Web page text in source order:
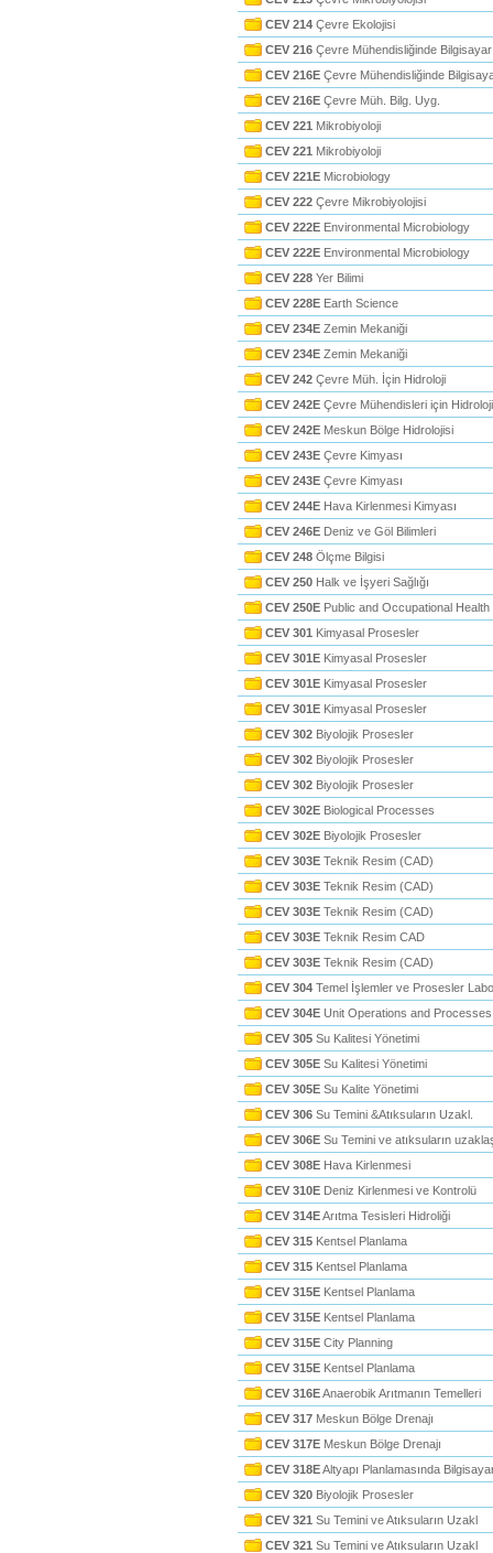
CEV 214 Çevre Ekolojisi
CEV 216 Çevre Mühendisliğinde
CEV 216E Çevre Mühendisliğinde
CEV 216E Çevre Müh. Bilg. Uyg.
CEV 221 Mikrobiyoloji
CEV 221 Mikrobiyoloji
CEV 221E Microbiology
CEV 222 Çevre Mikrobiyolojisi
CEV 222E Environmental Microbiology
CEV 222E Environmental Microbiology
CEV 228 Yer Bilimi
CEV 228E Earth Science
CEV 234E Zemin Mekaniği
CEV 234E Zemin Mekaniği
CEV 242 Çevre Müh. İçin Hidroloji
CEV 242E Çevre Mühendisleri için Hidroloji
CEV 242E Meskun Bölge Hidrolojisi
CEV 243E Çevre Kimyası
CEV 243E Çevre Kimyası
CEV 244E Hava Kirlenmesi Kimyası
CEV 246E Deniz ve Göl Bilimleri
CEV 248 Ölçme Bilgisi
CEV 250 Halk ve İşyeri Sağlığı
CEV 250E Public and Occupational Health
CEV 301 Kimyasal Prosesler
CEV 301E Kimyasal Prosesler
CEV 301E Kimyasal Prosesler
CEV 301E Kimyasal Prosesler
CEV 302 Biyolojik Prosesler
CEV 302 Biyolojik Prosesler
CEV 302 Biyolojik Prosesler
CEV 302E Biological Processes
CEV 302E Biyolojik Prosesler
CEV 303E Teknik Resim (CAD)
CEV 303E Teknik Resim (CAD)
CEV 303E Teknik Resim (CAD)
CEV 303E Teknik Resim CAD
CEV 303E Teknik Resim (CAD)
CEV 304 Temel İşlemler ve Prosesler
CEV 304E Unit Operations and
CEV 305 Su Kalitesi Yönetimi
CEV 305E Su Kalitesi Yönetimi
CEV 305E Su Kalite Yönetimi
CEV 306 Su Temini &Atıksuların Uzakl.
CEV 306E Su Temini ve atıksuların
CEV 308E Hava Kirlenmesi
CEV 310E Deniz Kirlenmesi ve Kontrolü
CEV 314EArıtma Tesisleri Hidroliği
CEV 315 Kentsel Planlama
CEV 315 Kentsel Planlama
CEV 315E Kentsel Planlama
CEV 315E Kentsel Planlama
CEV 315E City Planning
CEV 315E Kentsel Planlama
CEV 316EAnaerobik Arıtmanın Temelleri
CEV 317 Meskun Bölge Drenajı
CEV 317E Meskun Bölge Drenajı
CEV 318EAltyapı Planlamasında
CEV 320 Biyolojik Prosesler
CEV 321 Su Temini ve Atıksuların Uzakl
CEV 321 Su Temini ve Atıksuların Uzakl